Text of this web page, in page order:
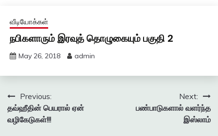
வீடியோக்கள்
நபிகளாரும் இரவுத் தொழுகையும் பகுதி 2
May 26, 2018 admin
Post
navigation
Previous:
தவ்ஹீதின் பெயரால் ஏன்
வழிகேடுகள்!!!
Next:
பண்பாடுகளால் வளர்ந்த
இஸ்லாம்